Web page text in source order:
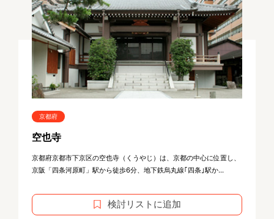
京都府
空也寺
京都府京都市下京区の空也寺（くうやじ）は、京都の中心に位置し、
京阪「四条河原町」駅から徒歩6分、地下鉄烏丸線｢四条｣駅か...
検討リストに追加